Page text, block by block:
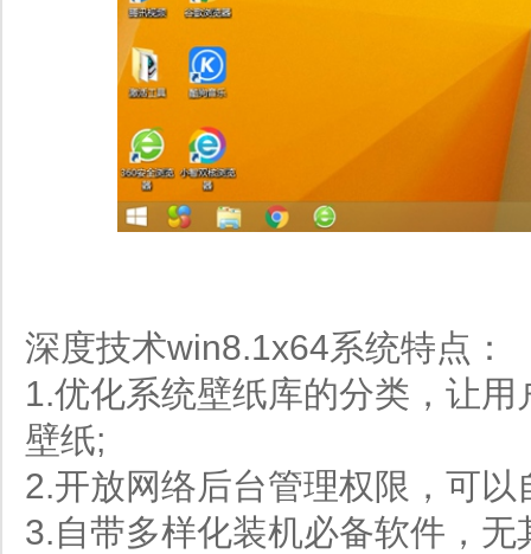
深度技术win8.1x64系统特点：
1.优化系统壁纸库的分类，让
壁纸;
2.开放网络后台管理权限，可
3.自带多样化装机必备软件，无